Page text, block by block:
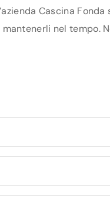
Cascina
nel tempo.